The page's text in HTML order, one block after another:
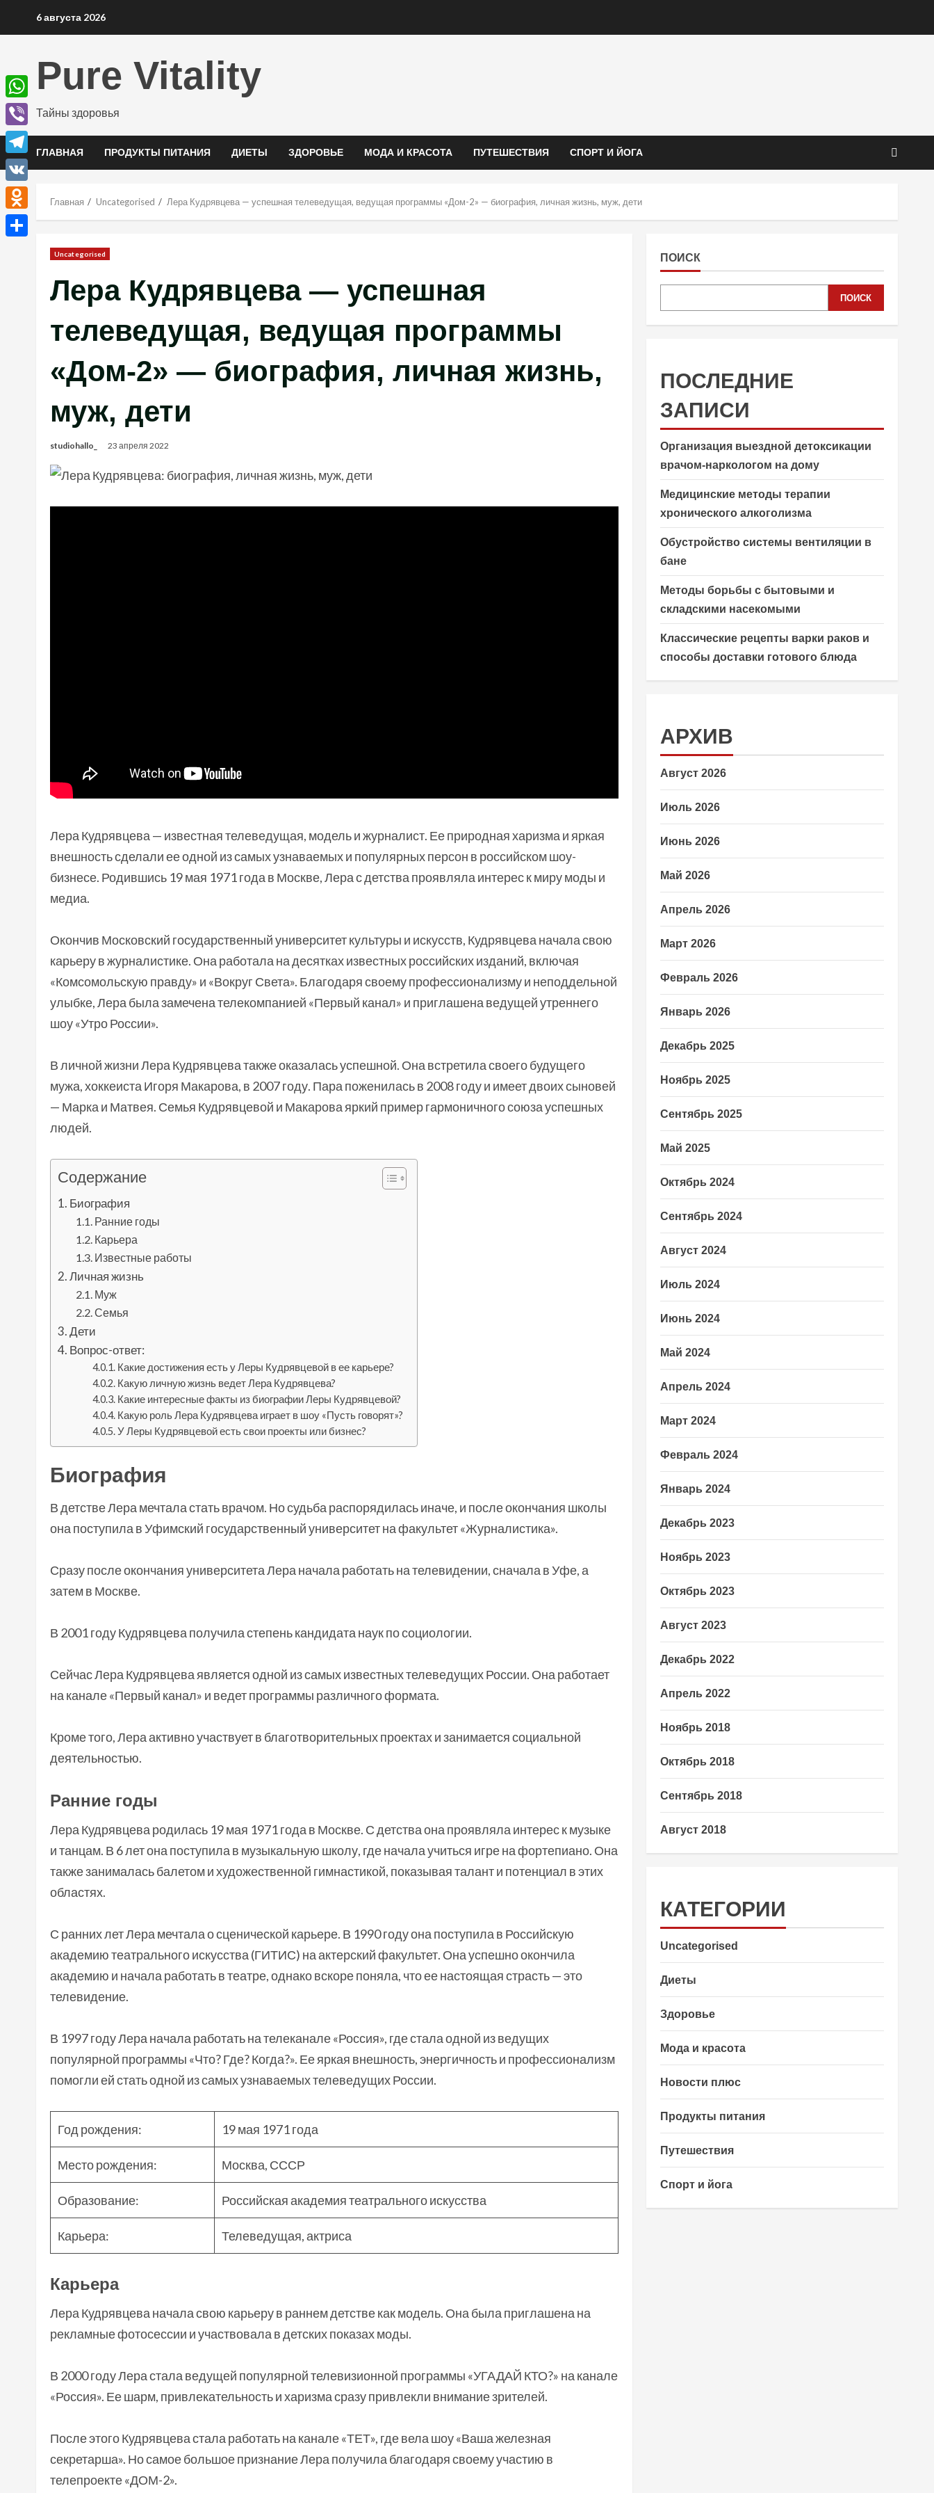
6 августа 2026
Pure Vitality
Тайны здоровья
ГЛАВНАЯ ПРОДУКТЫ ПИТАНИЯ ДИЕТЫ ЗДОРОВЬЕ МОДА И КРАСОТА ПУТЕШЕСТВИЯ СПОРТ И ЙОГА
Главная Uncategorised Лера Кудрявцева — успешная телеведущая, ведущая программы «Дом-2» — биография, личная жизнь, муж, дети
Uncategorised
Лера Кудрявцева — успешная
телеведущая, ведущая программы
«Дом-2» — биография, личная жизнь,
муж, дети
studiohallo_ 23 апреля 2022
Лера Кудрявцева — известная телеведущая, модель и журналист. Ее природная харизма и яркая
внешность сделали ее одной из самых узнаваемых и популярных персон в российском шоу-
бизнесе. Родившись 19 мая 1971 года в Москве, Лера с детства проявляла интерес к миру моды и
медиа.
Окончив Московский государственный университет культуры и искусств, Кудрявцева начала свою
карьеру в журналистике. Она работала на десятках известных российских изданий, включая
«Комсомольскую правду» и «Вокруг Света». Благодаря своему профессионализму и неподдельной
улыбке, Лера была замечена телекомпанией «Первый канал» и приглашена ведущей утреннего
шоу «Утро России».
В личной жизни Лера Кудрявцева также оказалась успешной. Она встретила своего будущего
мужа, хоккеиста Игоря Макарова, в 2007 году. Пара поженилась в 2008 году и имеет двоих сыновей
— Марка и Матвея. Семья Кудрявцевой и Макарова яркий пример гармоничного союза успешных
людей.
Содержание
Биография
Ранние годы
Карьера
Известные работы
Личная жизнь
Муж
Семья
Дети
Вопрос-ответ:
Какие достижения есть у Леры Кудрявцевой в ее карьере?
Какую личную жизнь ведет Лера Кудрявцева?
Какие интересные факты из биографии Леры Кудрявцевой?
Какую роль Лера Кудрявцева играет в шоу «Пусть говорят»?
У Леры Кудрявцевой есть свои проекты или бизнес?
Биография
В детстве Лера мечтала стать врачом. Но судьба распорядилась иначе, и после окончания школы
она поступила в Уфимский государственный университет на факультет «Журналистика».
Сразу после окончания университета Лера начала работать на телевидении, сначала в Уфе, а
затем в Москве.
В 2001 году Кудрявцева получила степень кандидата наук по социологии.
Сейчас Лера Кудрявцева является одной из самых известных телеведущих России. Она работает
на канале «Первый канал» и ведет программы различного формата.
Кроме того, Лера активно участвует в благотворительных проектах и занимается социальной
деятельностью.
Ранние годы
Лера Кудрявцева родилась 19 мая 1971 года в Москве. С детства она проявляла интерес к музыке
и танцам. В 6 лет она поступила в музыкальную школу, где начала учиться игре на фортепиано. Она
также занималась балетом и художественной гимнастикой, показывая талант и потенциал в этих
областях.
С ранних лет Лера мечтала о сценической карьере. В 1990 году она поступила в Российскую
академию театрального искусства (ГИТИС) на актерский факультет. Она успешно окончила
академию и начала работать в театре, однако вскоре поняла, что ее настоящая страсть — это
телевидение.
В 1997 году Лера начала работать на телеканале «Россия», где стала одной из ведущих
популярной программы «Что? Где? Когда?». Ее яркая внешность, энергичность и профессионализм
помогли ей стать одной из самых узнаваемых телеведущих России.
Год рождения: 19 мая 1971 года
Место рождения: Москва, СССР
Образование: Российская академия театрального искусства
Карьера: Телеведущая, актриса
Карьера
Лера Кудрявцева начала свою карьеру в раннем детстве как модель. Она была приглашена на
рекламные фотосессии и участвовала в детских показах моды.
В 2000 году Лера стала ведущей популярной телевизионной программы «УГАДАЙ КТО?» на канале
«Россия». Ее шарм, привлекательность и харизма сразу привлекли внимание зрителей.
После этого Кудрявцева стала работать на канале «ТЕТ», где вела шоу «Ваша железная
секретарша». Но самое большое признание Лера получила благодаря своему участию в
телепроекте «ДОМ-2».
ПОИСК
ПОИСК
ПОСЛЕДНИЕ
ЗАПИСИ
Организация выездной детоксикации
врачом-наркологом на дому
Медицинские методы терапии
хронического алкоголизма
Обустройство системы вентиляции в
бане
Методы борьбы с бытовыми и
складскими насекомыми
Классические рецепты варки раков и
способы доставки готового блюда
АРХИВ
Август 2026
Июль 2026
Июнь 2026
Май 2026
Апрель 2026
Март 2026
Февраль 2026
Январь 2026
Декабрь 2025
Ноябрь 2025
Сентябрь 2025
Май 2025
Октябрь 2024
Сентябрь 2024
Август 2024
Июль 2024
Июнь 2024
Май 2024
Апрель 2024
Март 2024
Февраль 2024
Январь 2024
Декабрь 2023
Ноябрь 2023
Октябрь 2023
Август 2023
Декабрь 2022
Апрель 2022
Ноябрь 2018
Октябрь 2018
Сентябрь 2018
Август 2018
КАТЕГОРИИ
Uncategorised
Диеты
Здоровье
Мода и красота
Новости плюс
Продукты питания
Путешествия
Спорт и йога
WhatsApp
Viber
Telegram
VK
Odnoklassniki
Отправить